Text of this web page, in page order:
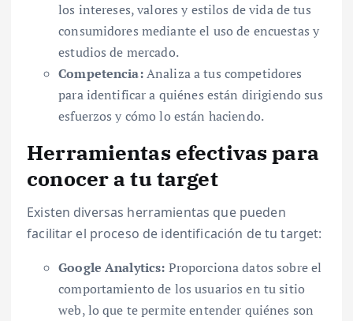
los intereses, valores y estilos de vida de tus
consumidores mediante el uso de encuestas y
estudios de mercado.
Competencia:Analiza a tus competidores
para identificar a quiénes están dirigiendo sus
esfuerzos y cómo lo están haciendo.
Herramientas efectivas para
conocer a tu target
Existen diversas herramientas que pueden
facilitar el proceso de identificación de tu target:
Google Analytics: Proporciona datos sobre el
comportamiento de los usuarios en tu sitio
web, lo que te permite entender quiénes son